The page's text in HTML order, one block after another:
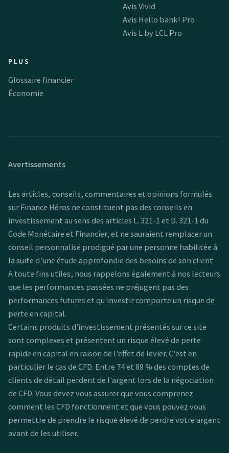
Avis Vivid
Avis Hello bank! Pro
Avis L by LCL Pro
PLUS
Glossaire financier
Économie
Avertissements
Les articles, conseils, commentaires et opinions formulés
sur Finance Héros ne constituent pas des conseils en
investissement au sens des articles L. 321-1 et D. 321-1 du
Code Monétaire et Financier, et ne sauraient remplacer un
conseil personnalisé prodigué par une personne habilitée à
la suite d’une étude approfondie des besoins de son client.
A toute fins utiles, nous rappelons également à nos lecteurs
que les performances passées ne préjugent pas des
performances futures et qu'investir comporte un risque de
perte en capital.
Certains produits d'investissement présentés sur ce site
sont complexes et présentent un risque élevé de perte
rapide en capital en raison de l'effet de levier. C'est en
particulier le cas de CFD. Entre 74 et 89 % des comptes de
clients de détail perdent de l'argent lors de la négociation
de CFD. Vous devez vous assurer que vous comprenez
comment les CFD fonctionnent et que vous pouvez vous
permettre de prendre le risque élevé de perdre votre argent
avant de les utiliser.